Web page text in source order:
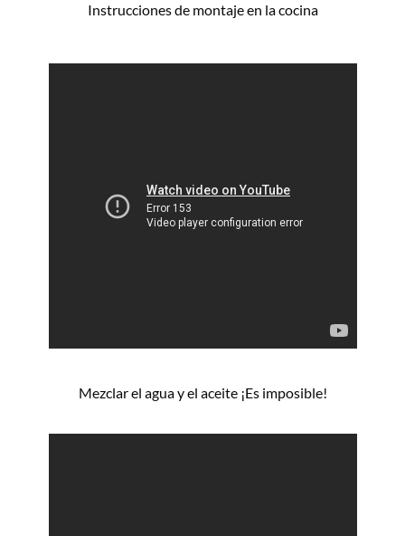
Instrucciones de montaje en la cocina
Mezclar el agua y el aceite ¡Es imposible!